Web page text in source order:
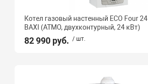
Котел газовый настенный ECO Four 24
BAXI (АТМО, двухконтурный, 24 кВт)
82 990 руб. / шт.